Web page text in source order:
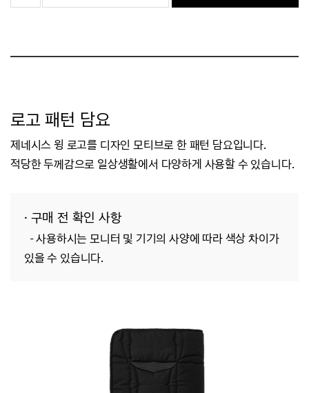
로고 패턴 담요
제네시스 윙 로고를 디자인 모티브로 한 패턴 담요입니다.
적당한 두께감으로 일상생활에서 다양하게 사용할 수 있습니다.
· 구매 전 확인 사항
- 사용하시는 모니터 및 기기의 사양에 따라 색상 차이가
있을 수 있습니다.